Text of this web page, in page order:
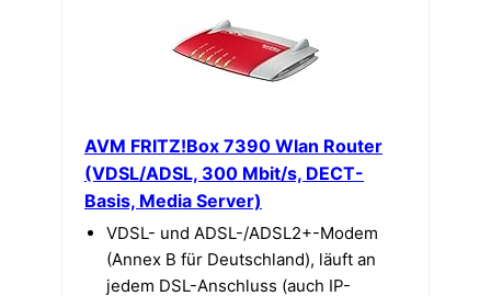
AVM FRITZ!Box 7390 Wlan Router
(VDSL/ADSL, 300 Mbit/s, DECT-
Basis, Media Server)
VDSL- und ADSL-/ADSL2+-Modem
(Annex B für Deutschland), läuft an
jedem DSL-Anschluss (auch IP-